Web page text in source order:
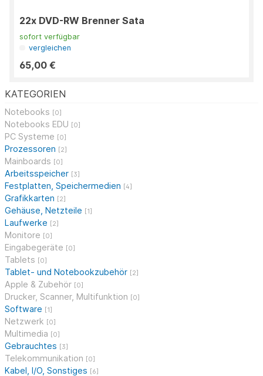
KATEGORIEN
Notebooks [0]
Notebooks EDU [0]
PC Systeme [0]
Prozessoren [2]
Mainboards [0]
Arbeitsspeicher [3]
Festplatten, Speichermedien [4]
Grafikkarten [2]
Gehäuse, Netzteile [1]
Laufwerke [2]
Monitore [0]
Eingabegeräte [0]
Tablets [0]
Tablet- und Notebookzubehör [2]
Apple & Zubehör [0]
Drucker, Scanner, Multifunktion [0]
Software [1]
Netzwerk [0]
Multimedia [0]
Gebrauchtes [3]
Telekommunikation [0]
Kabel, I/O, Sonstiges [6]
22x DVD-RW Brenner Sata
sofort verfügbar
vergleichen
65,00 €